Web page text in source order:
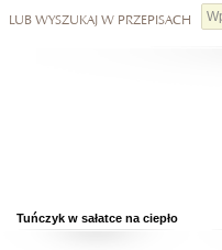
LUB WYSZUKAJ W PRZEPISACH
Tuńczyk w sałatce na ciepło